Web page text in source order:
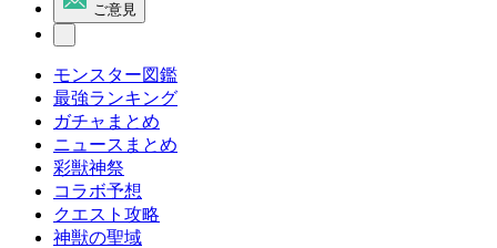
ご意見
モンスター図鑑
最強ランキング
ガチャまとめ
ニュースまとめ
彩獣神祭
コラボ予想
クエスト攻略
神獣の聖域